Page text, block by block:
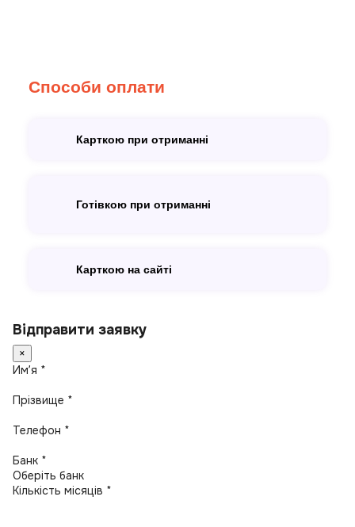
Способи оплати
Карткою при отриманні
Готівкою при отриманні
Карткою на сайті
Відправити заявку
×
Имʼя *
Прізвище *
Телефон *
Банк *
Кількість місяців *